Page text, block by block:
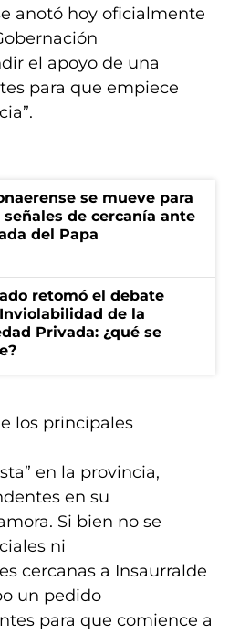
anotó hoy oficialmente
el apoyo de una
para que empiece
se mueve para
de cercanía ante
del Papa
retomó el debate
de la
Privada: ¿qué se
los principales
en la provincia,
en su
Si bien no se
ni
cercanas a Insaurralde
un pedido
para que comience a